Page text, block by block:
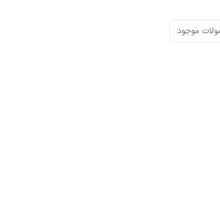
موجود